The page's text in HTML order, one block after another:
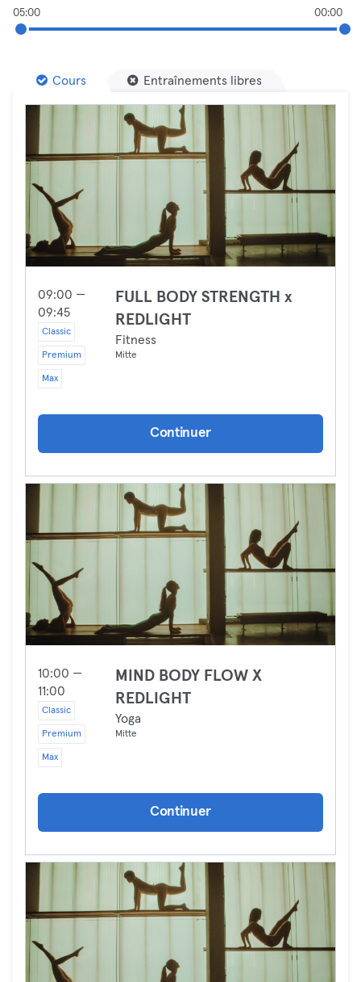
05:00 00:00
Cours Entraînements libres
09:00 —
09:45
Classic
Premium
Max
FULL BODY STRENGTH x
REDLIGHT
Fitness
Mitte
Continuer
10:00 —
11:00
Classic
Premium
Max
MIND BODY FLOW X
REDLIGHT
Yoga
Mitte
Continuer